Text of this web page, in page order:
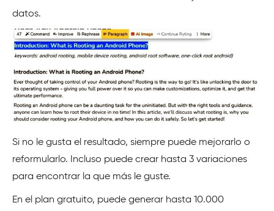
datos.
Si no le gusta el resultado, siempre puede mejorarlo o
reformularlo. Incluso puede crear hasta 3 variaciones
para encontrar la que más le guste.
En el plan gratuito, puede generar hasta 10.000